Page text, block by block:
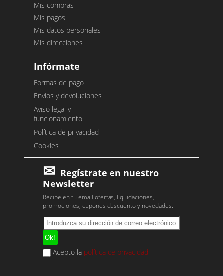
Mis compras
Mis pagos
Mis datos personales
Mis direcciones
Infórmate
Formas de pago
Envíos y devoluciones
Aviso legal y
funcionamiento
Política de privacidad
Cookies
Regístrate en nuestro
Newsletter
Recibe en tu email ofertas, liquidaciones,
promociones, cupones descuento y novedades.
Acepto la política de privacidad